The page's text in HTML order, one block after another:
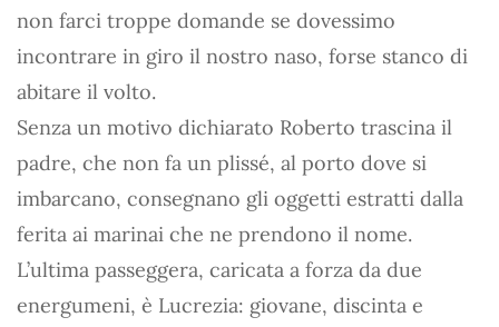
non farci troppe domande se dovessimo
incontrare in giro il nostro naso, forse stanco di
abitare il volto.
Senza un motivo dichiarato Roberto trascina il
padre, che non fa un plissé, al porto dove si
imbarcano, consegnano gli oggetti estratti dalla
ferita ai marinai che ne prendono il nome.
L’ultima passeggera, caricata a forza da due
energumeni, è Lucrezia: giovane, discinta e